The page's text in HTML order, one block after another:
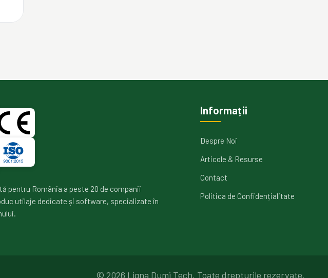
pentru România a peste 20 de companii
utilaje dedicate și software, specializate în
Informații
Despre Noi
Articole & Resurse
Contact
Politica de Confidențialitate
© 2026 Ligna Dumi Tech. Toate drepturile rezervate.